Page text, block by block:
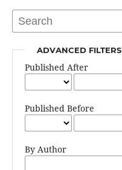
ADVANCED FILTERS
Published After
Published Before
By Author